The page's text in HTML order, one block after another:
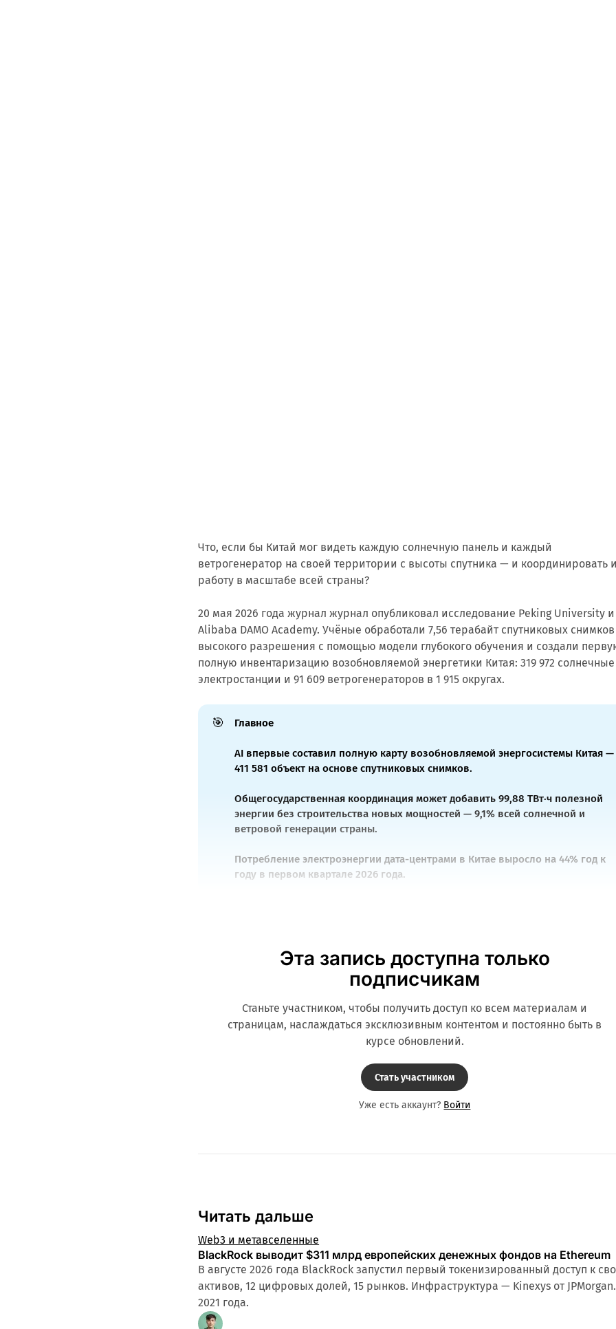
Что, если бы Китай мог видеть каждую солнечную панель и каждый
ветрогенератор на своей территории с высоты спутника — и координировать
работу в масштабе всей страны?
20 мая 2026 года журнал журнал опубликовал исследование Peking University и
Alibaba DAMO Academy. Учёные обработали 7,56 терабайт спутниковых снимков
высокого разрешения с помощью модели глубокого обучения и создали
полную инвентаризацию возобновляемой энергетики Китая: 319 972 солнечные
электростанции и 91 609 ветрогенераторов в 1 915 округах.
🎯 Главное
AI впервые составил полную карту возобновляемой энергосистемы Китая —
411 581 объект на основе спутниковых снимков.
Общегосударственная координация может добавить 99,88 ТВт·ч полезной
энергии без строительства новых мощностей — 9,1% всей солнечной и
ветровой генерации страны.
Потребление электроэнергии дата-центрами в Китае выросло на 44% год к
году в первом квартале 2026 года.
Эта запись доступна только
подписчикам
Станьте участником, чтобы получить доступ ко всем материалам и
страницам, наслаждаться эксклюзивным контентом и постоянно быть в
курсе обновлений.
Стать участником
Уже есть аккаунт? Войти
Читать дальше
Web3 и метавселенные
BlackRock выводит $311 млрд европейских денежных фондов на Ethereum
В августе 2026 года BlackRock запустил первый токенизированный доступ к
активов, 12 цифровых долей, 15 рынков. Инфраструктура — Kinexys от
2021 года.